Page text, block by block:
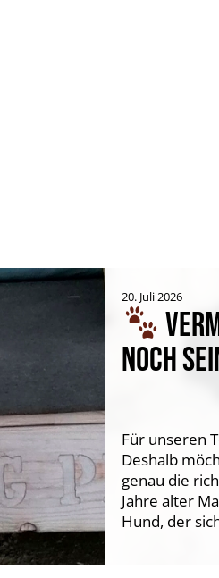
20. Juli 2026
NOCH
Für unseren
Deshalb
genau die
Jahre alter
Hund, der